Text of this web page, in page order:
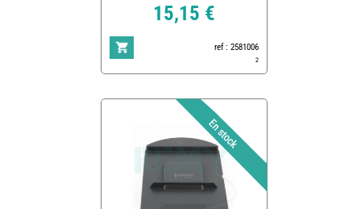
15,15 €
ref : 2581006
2